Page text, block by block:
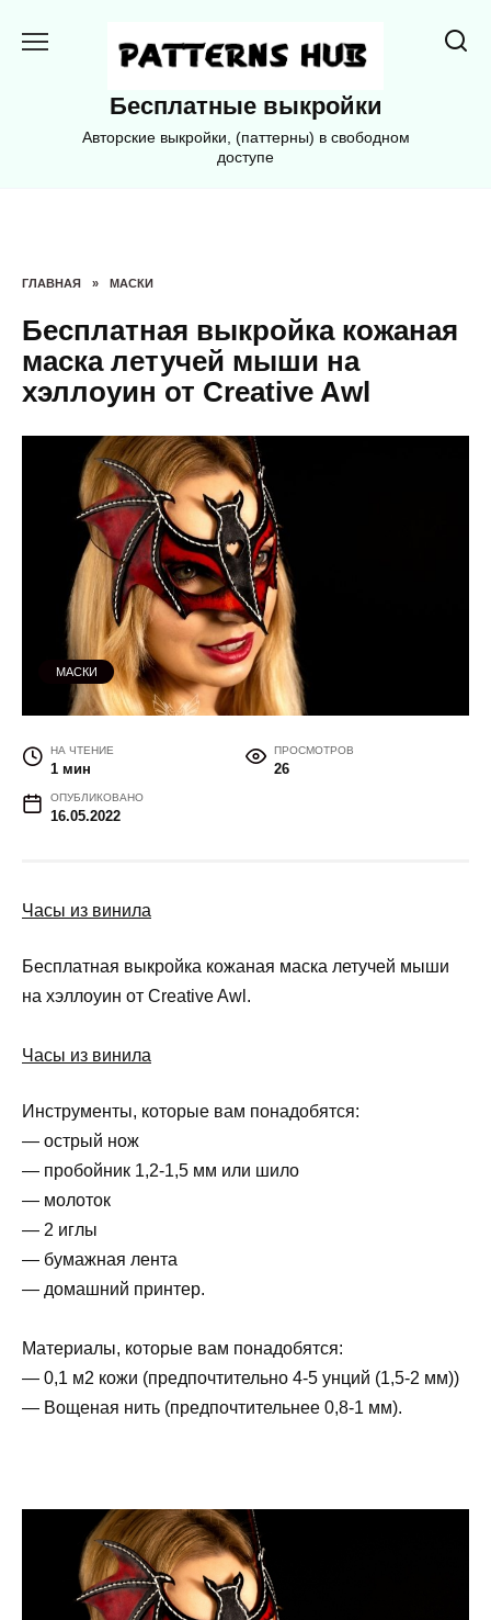
Бесплатные выкройки
Авторские выкройки, (паттерны) в свободном
доступе
ГЛАВНАЯ » МАСКИ
Бесплатная выкройка кожаная
маска летучей мыши на
хэллоуин от Creative Awl
МАСКИ
НА ЧТЕНИЕ
1 мин
ПРОСМОТРОВ
26
ОПУБЛИКОВАНО
16.05.2022
Часы из винила
Бесплатная выкройка кожаная маска летучей мыши
на хэллоуин от Creative Awl.
Часы из винила
Инструменты, которые вам понадобятся:
— острый нож
— пробойник 1,2-1,5 мм или шило
— молоток
— 2 иглы
— бумажная лента
— домашний принтер.
Материалы, которые вам понадобятся:
— 0,1 м2 кожи (предпочтительно 4-5 унций (1,5-2 мм))
— Вощеная нить (предпочтительнее 0,8-1 мм).